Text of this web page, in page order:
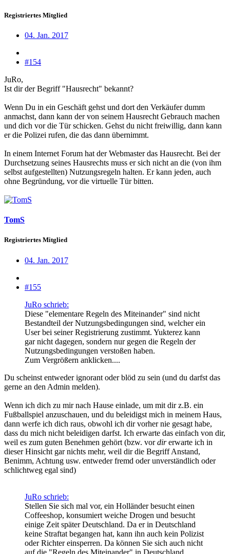
Registriertes Mitglied
04. Jan. 2017
#154
JuRo,
Ist dir der Begriff "Hausrecht" bekannt?
Wenn Du in ein Geschäft gehst und dort den Verkäufer dumm
anmachst, dann kann der von seinem Hausrecht Gebrauch machen
und dich vor die Tür schicken. Gehst du nicht freiwillig, dann kann
er die Polizei rufen, die das dann übernimmt.
In einem Internet Forum hat der Webmaster das Hausrecht. Bei der
Durchsetzung seines Hausrechts muss er sich nicht an die (von ihm
selbst aufgestellten) Nutzungsregeln halten. Er kann jeden, auch
ohne Begründung, vor die virtuelle Tür bitten.
TomS
Registriertes Mitglied
04. Jan. 2017
#155
JuRo schrieb:
Diese "elementare Regeln des Miteinander" sind nicht
Bestandteil der Nutzungsbedingungen sind, welcher ein
User bei seiner Registrierung zustimmt. Yukterez kann
gar nicht dagegen, sondern nur gegen die Regeln der
Nutzungsbedingungen verstoßen haben.
Zum Vergrößern anklicken....
Du scheinst entweder ignorant oder blöd zu sein (und du darfst das
gerne an den Admin melden).
Wenn ich dich zu mir nach Hause einlade, um mit dir z.B. ein
Fußballspiel anzuschauen, und du beleidigst mich in meinem Haus,
dann werfe ich dich raus, obwohl ich dir vorher nie gesagt habe,
dass du mich nicht beleidigen darfst. Ich erwarte das einfach von dir,
weil es zum guten Benehmen gehört (bzw. vordirerwarte ich in
dieser Hinsicht gar nichts mehr, weil dir die Begriff Anstand,
Benimm, Achtung usw. entweder fremd oder unverständlich oder
schlichtweg egal sind)
JuRo schrieb:
Stellen Sie sich mal vor, ein Holländer besucht einen
Coffeeshop, konsumiert weiche Drogen und besucht
einige Zeit später Deutschland. Da er in Deutschland
keine Straftat begangen hat, kann ihn auch kein Polizist
oder Richter einsperren. Da können Sie sich auch nicht
auf die "Regeln des Miteinander" in Deutschland